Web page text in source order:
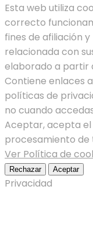
Esta web utiliza
correcto
fines de afiliación
relacionada con
elaborado a partir
Contiene enlaces
políticas de
no cuando
Aceptar, acepta el
procesamiento de
Ver Política de
Rechazar Aceptar
Privacidad